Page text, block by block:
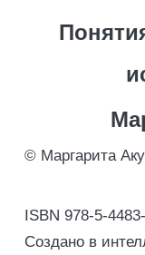
© Маргарита
ISBN 978-5-
Создано в